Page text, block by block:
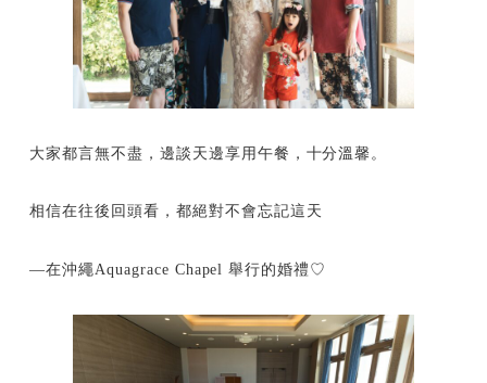
大家都言無不盡，邊談天邊享用午餐，十分溫馨。
相信在往後回頭看，都絕對不會忘記這天
—在沖繩Aquagrace Chapel 舉行的婚禮♡